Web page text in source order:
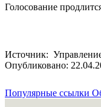
Голосование
Источник:
Опубликовано:
Популярные ссылки